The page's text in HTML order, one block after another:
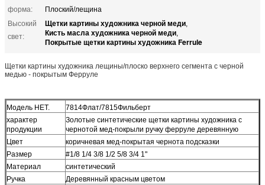
форма:
Плоский/лещина
Высокий
свет:
Щетки картины художника черной меди,
Кисть масла художника черной меди,
Покрытые щетки картины художника Ferrule
Щетки картины художника лещины/плоско верхнего сегмента с черной
медью - покрытым Ферруле
Модель НЕТ.
7814Флат/7815Фильберт
характер
продукции
Золотые синтетические щетки картины художника с
чернотой мед-покрыли ручку ферруле деревянную
Цвет
коричневая мед-покрытая чернота подсказки
Размер
#1/8 1/4 3/8 1/2 5/8 3/4 1"
Материал
синтетический
Ручка
Деревянный красным цветом